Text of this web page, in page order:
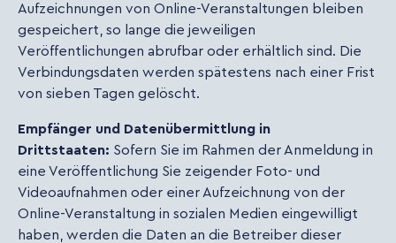
Aufzeichnungen von Online-Veranstaltungen bleiben
gespeichert, so lange die jeweiligen
Veröffentlichungen abrufbar oder erhältlich sind. Die
Verbindungsdaten werden spätestens nach einer Frist
von sieben Tagen gelöscht.
Empfänger und Datenübermittlung in
Drittstaaten: Sofern Sie im Rahmen der Anmeldung in
eine Veröffentlichung Sie zeigender Foto- und
Videoaufnahmen oder einer Aufzeichnung von der
Online-Veranstaltung in sozialen Medien eingewilligt
haben, werden die Daten an die Betreiber dieser